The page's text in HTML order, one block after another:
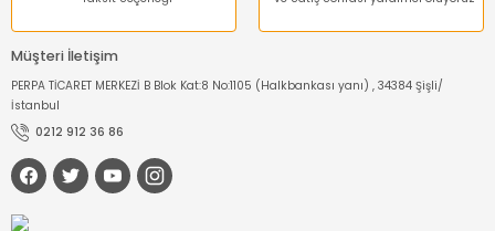
Müşteri İletişim
PERPA TİCARET MERKEZİ B Blok Kat:8 No:1105 (Halkbankası yanı) , 34384 Şişli/
İstanbul
0212 912 36 86